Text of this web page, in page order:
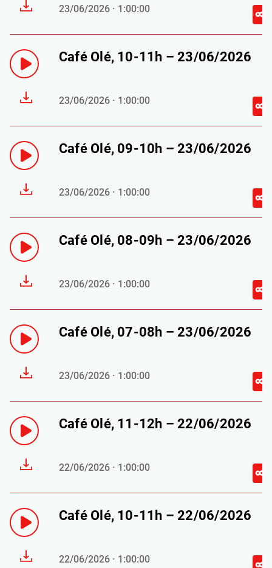
23/06/2026 · 1:00:00
Café Olé, 10-11h – 23/06/2026
23/06/2026 · 1:00:00
Café Olé, 09-10h – 23/06/2026
23/06/2026 · 1:00:00
Café Olé, 08-09h – 23/06/2026
23/06/2026 · 1:00:00
Café Olé, 07-08h – 23/06/2026
23/06/2026 · 1:00:00
Café Olé, 11-12h – 22/06/2026
22/06/2026 · 1:00:00
Café Olé, 10-11h – 22/06/2026
22/06/2026 · 1:00:00